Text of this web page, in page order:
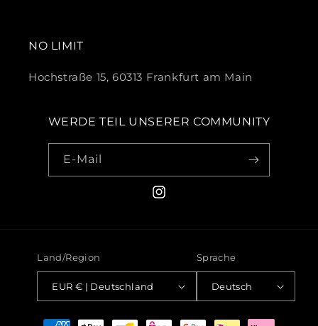
NO LIMIT
Hochstraße 15, 60313 Frankfurt am Main
WERDE TEIL UNSERER COMMUNITY
E-Mail
Instagram
Land/Region
EUR € | Deutschland
Sprache
Deutsch
Zahlungsmethoden